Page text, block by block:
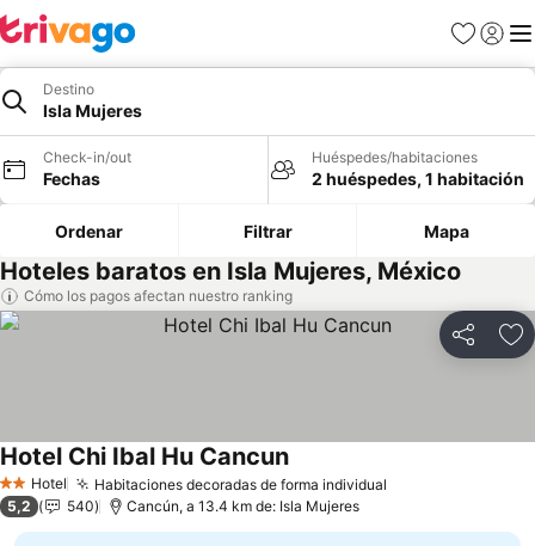
Favoritos
Iniciar
Destino
Isla Mujeres
Check-in/out
Fechas
Huéspedes/habitaciones
2 huéspedes, 1 habitación
Ordenar Filtrar Mapa
Hoteles baratos en Isla Mujeres, México
Cómo los pagos afectan nuestro ranking
Compartir
2 Estrellas
Hotel Habitaciones decoradas de forma individual
Hotel Chi Ibal Hu Cancun
5,2 540 Cancún, a 13.4 km de: Isla Mujeres